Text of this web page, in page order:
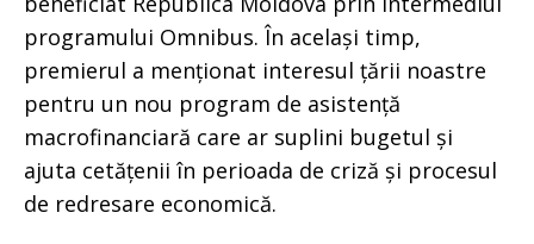
programului Omnibus. În același timp,
premierul a menționat interesul țării noastre
pentru un nou program de asistență
macrofinanciară care ar suplini bugetul și
ajuta cetățenii în perioada de criză și procesul
de redresare economică.